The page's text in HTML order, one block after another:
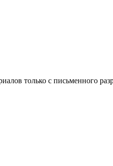
только с письменного